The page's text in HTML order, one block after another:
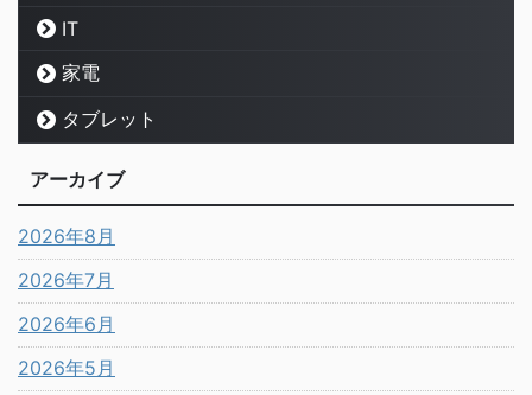
IT
家電
タブレット
アーカイブ
2026年8月
2026年7月
2026年6月
2026年5月